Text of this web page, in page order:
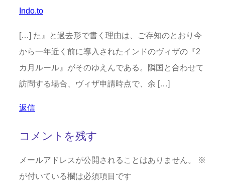
Indo.to
[…] た』と過去形で書く理由は、ご存知のとおり今
から一年近く前に導入されたインドのヴィザの『2
カ月ルール』がそのゆえんである。隣国と合わせて
訪問する場合、ヴィザ申請時点で、余 […]
返信
コメントを残す
メールアドレスが公開されることはありません。
※
が付いている欄は必須項目です